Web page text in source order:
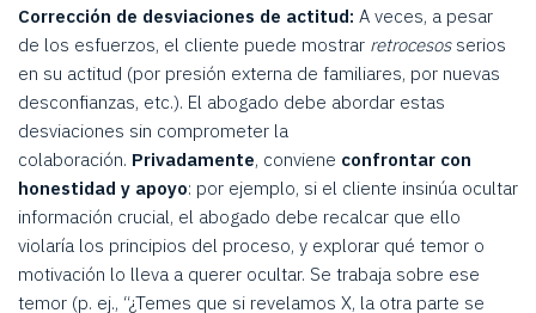
Corrección de desviaciones de actitud: A veces, a pesar
de los esfuerzos, el cliente puede mostrar retrocesosserios
en su actitud (por presión externa de familiares, por nuevas
desconfianzas, etc.). El abogado debe abordar estas
desviaciones sin comprometer la
colaboración. Privadamente, conviene confrontar con
honestidad y apoyo: por ejemplo, si el cliente insinúa ocultar
información crucial, el abogado debe recalcar que ello
violaría los principios del proceso, y explorar qué temor o
motivación lo lleva a querer ocultar. Se trabaja sobre ese
temor (p. ej., “¿Temes que si revelamos X, la otra parte se